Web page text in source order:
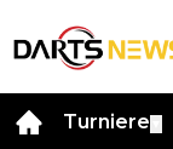
Turniere